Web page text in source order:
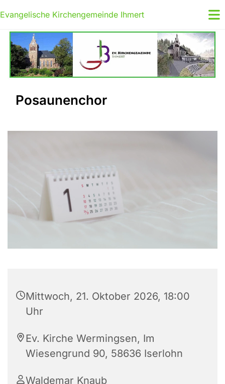
Evangelische Kirchengemeinde Ihmert
Posaunenchor
Mittwoch, 21. Oktober 2026, 18:00
Uhr
Ev. Kirche Wermingsen, Im
Wiesengrund 90, 58636 Iserlohn
Waldemar Knaub